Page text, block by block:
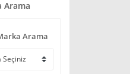
Arama
Arama